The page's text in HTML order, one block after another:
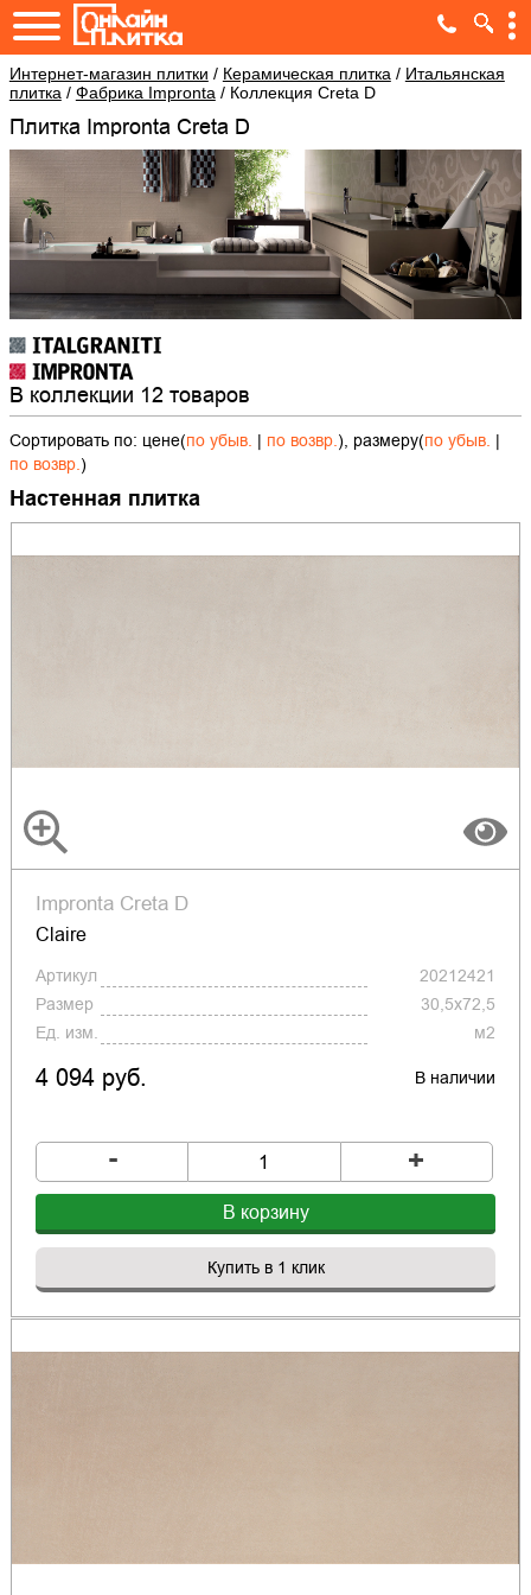
Интернет-магазин плитки / Керамическая плитка / Итальянская
плитка / Фабрика Impronta / Коллекция Creta D
Плитка Impronta Creta D
В коллекции 12 товаров
Сортировать по: цене(по убыв. | по возвр.), размеру(по убыв. |
по возвр.)
Настенная плитка
Impronta Creta D
Claire
Артикул
20212421
Размер
30,5x72,5
Ед. изм.
м2
4 094 руб. В наличии
- +
В корзину
Купить в 1 клик